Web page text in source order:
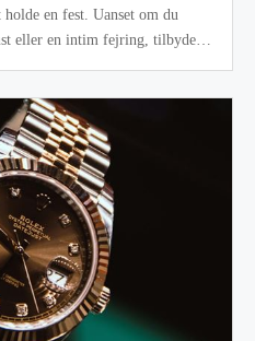
en fest. Uanset om du
eller en intim fejring, tilbyder